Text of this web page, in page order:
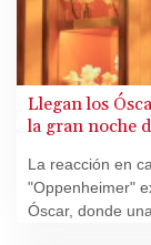
Llegan los
la gran noche
La reacción en
"Oppenheimer"
Óscar, donde